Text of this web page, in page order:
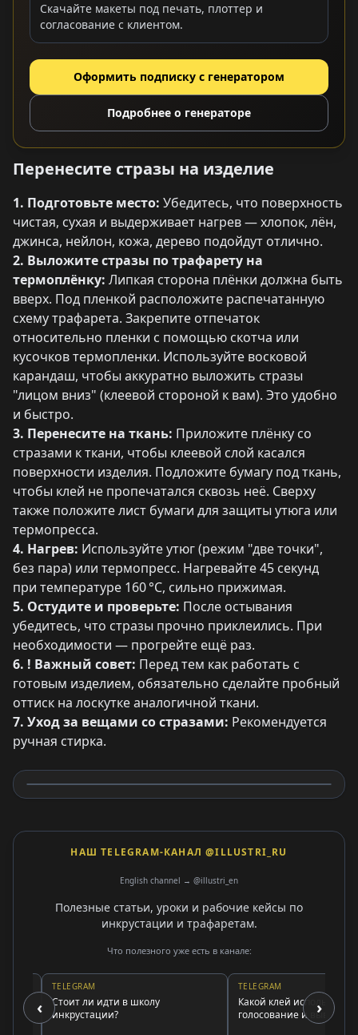
Скачайте макеты под печать, плоттер и
согласование с клиентом.
Оформить подписку с генератором
Подробнее о генераторе
Перенесите стразы на изделие
1. Подготовьте место: Убедитесь, что поверхность
чистая, сухая и выдерживает нагрев — хлопок, лён,
джинса, нейлон, кожа, дерево подойдут отлично.
2. Выложите стразы по трафарету на
термоплёнку: Липкая сторона плёнки должна быть
вверх. Под пленкой расположите распечатанную
схему трафарета. Закрепите отпечаток
относительно пленки с помощью скотча или
кусочков термопленки. Используйте восковой
карандаш, чтобы аккуратно выложить стразы
"лицом вниз" (клеевой стороной к вам). Это удобно
и быстро.
3. Перенесите на ткань: Приложите плёнку со
стразами к ткани, чтобы клеевой слой касался
поверхности изделия. Подложите бумагу под ткань,
чтобы клей не пропечатался сквозь неё. Сверху
также положите лист бумаги для защиты утюга или
термопресса.
4. Нагрев: Используйте утюг (режим "две точки",
без пара) или термопресс. Нагревайте 45 секунд
при температуре 160 °C, сильно прижимая.
5. Остудите и проверьте: После остывания
убедитесь, что стразы прочно приклеились. При
необходимости — прогрейте ещё раз.
6. ! Важный совет: Перед тем как работать с
готовым изделием, обязательно сделайте пробный
оттиск на лоскутке аналогичной ткани.
7. Уход за вещами со стразами: Рекомендуется
ручная стирка.
НАШ TELEGRAM-КАНАЛ @ILLUSTRI_RU
English channel → @illustri_en
Полезные статьи, уроки и рабочие кейсы по
инкрустации и трафаретам.
Что полезного уже есть в канале:
‹
TELEGRAM
Стоит ли идти в школу
инкрустации?
TELEGRAM
Какой клей использовать:
голосование и выводы
›